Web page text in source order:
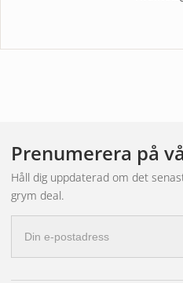
Prenumerera på
Håll dig uppdaterad om det
grym deal.
postadress